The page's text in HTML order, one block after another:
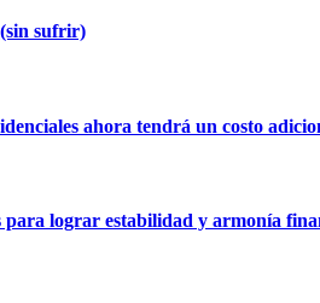
(sin sufrir)
ahora tendrá un costo
para lograr estabilidad y armonía